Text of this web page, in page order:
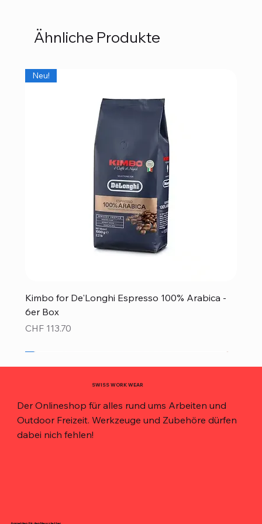
Ähnliche Produkte
Neu!
Kimbo for De'Longhi Espresso 100% Arabica -
6er Box
Preis
CHF 113.70
SWISS WORK WEAR
Der Onlineshop für alles rund ums Arbeiten und
Outdoor Freizeit. Werkzeuge und Zubehöre dürfen
dabei nich fehlen!